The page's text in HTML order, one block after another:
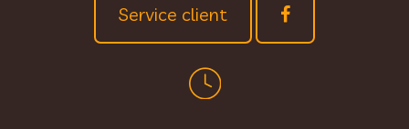
Service client